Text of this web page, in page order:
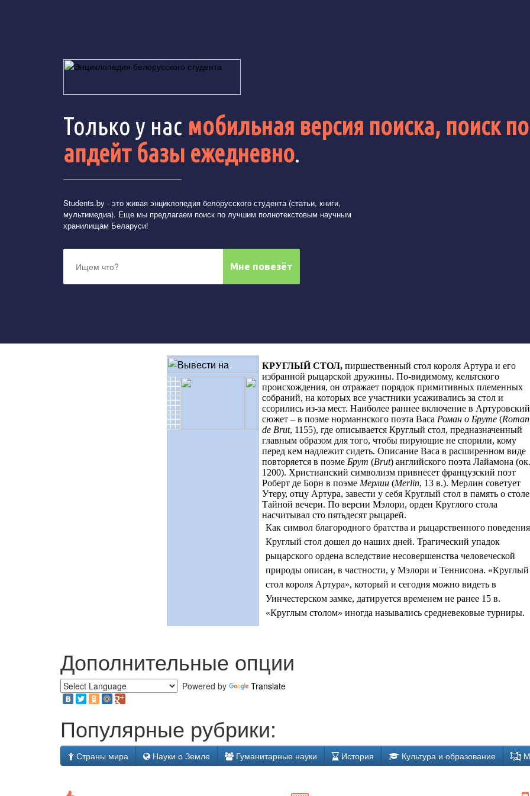
Только у нас мобильная версия поиска, поиск
апдейт базы ежедневно.
Students.by - это живая энциклопедия белорусского студента (статьи, книги,
мультимедиа). Еще мы предлагаем поиск по лучшим полнотекстовым научным
хранилищам Беларуси!
КРУГЛЫЙ СТОЛ, пиршественный стол короля Артура и его
избранной рыцарской дружины. По-видимому, кельтского
происхождения, он отражает порядок примитивных племенных
собраний, на которых все участники усаживались за стол и
ссорились из-за мест. Наиболее раннее включение в Артуровский
сюжет – в поэме норманнского поэта Васа Роман о Бруте (Roman
de Brut, 1155), где описывается Круглый стол, предназначенный
главным образом для того, чтобы пирующие не спорили, кому
перед кем надлежит сидеть. Описание Васа в расширенном виде
повторяется в поэме Брут (Brut) английского поэта Лайамона (ок.
1200). Христианский символизм привнесет французский поэт
Роберт де Борн в поэме Мерлин (Merlin, 13 в.). Мерлин советует
Утеру, отцу Артура, завести у себя Круглый стол в память о столе
Тайной вечери. По версии Мэлори, орден Круглого стола
насчитывал сто пятьдесят рыцарей.
Как символ благородного братства и рыцарственного поведения
Круглый стол дошел до наших дней. Трагический упадок
рыцарского ордена вследствие несовершенства человеческой
природы описан, в частности, у Мэлори и Теннисона. «Круглый
стол короля Артура», который и сегодня можно видеть в
Уинчестерском замке, датируется временем не ранее 15 в.
«Круглым столом» иногда назывались средневековые турниры.
Дополнительные опции
Powered by Translate
Популярные рубрики:
Страны мира Науки о Земле Гуманитарные науки История Культура и образование